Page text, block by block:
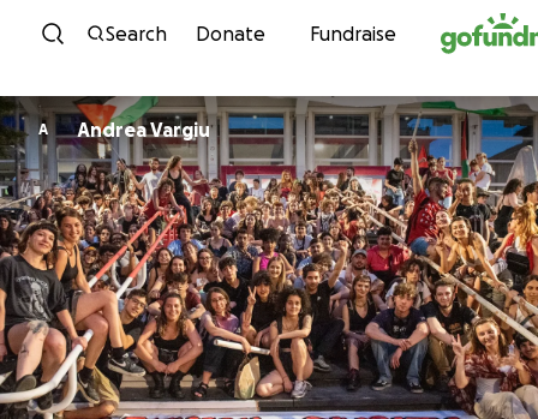
Skip to content
Search Donate Fundraise
A Andrea Vargiu